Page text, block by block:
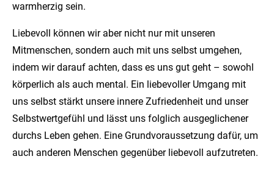
warmherzig sein.
Liebevoll können wir aber nicht nur mit unseren
Mitmenschen, sondern auch mit uns selbst umgehen,
indem wir darauf achten, dass es uns gut geht – sowohl
körperlich als auch mental. Ein liebevoller Umgang mit
uns selbst stärkt unsere innere Zufriedenheit und unser
Selbstwertgefühl und lässt uns folglich ausgeglichener
durchs Leben gehen. Eine Grundvoraussetzung dafür, um
auch anderen Menschen gegenüber liebevoll aufzutreten.